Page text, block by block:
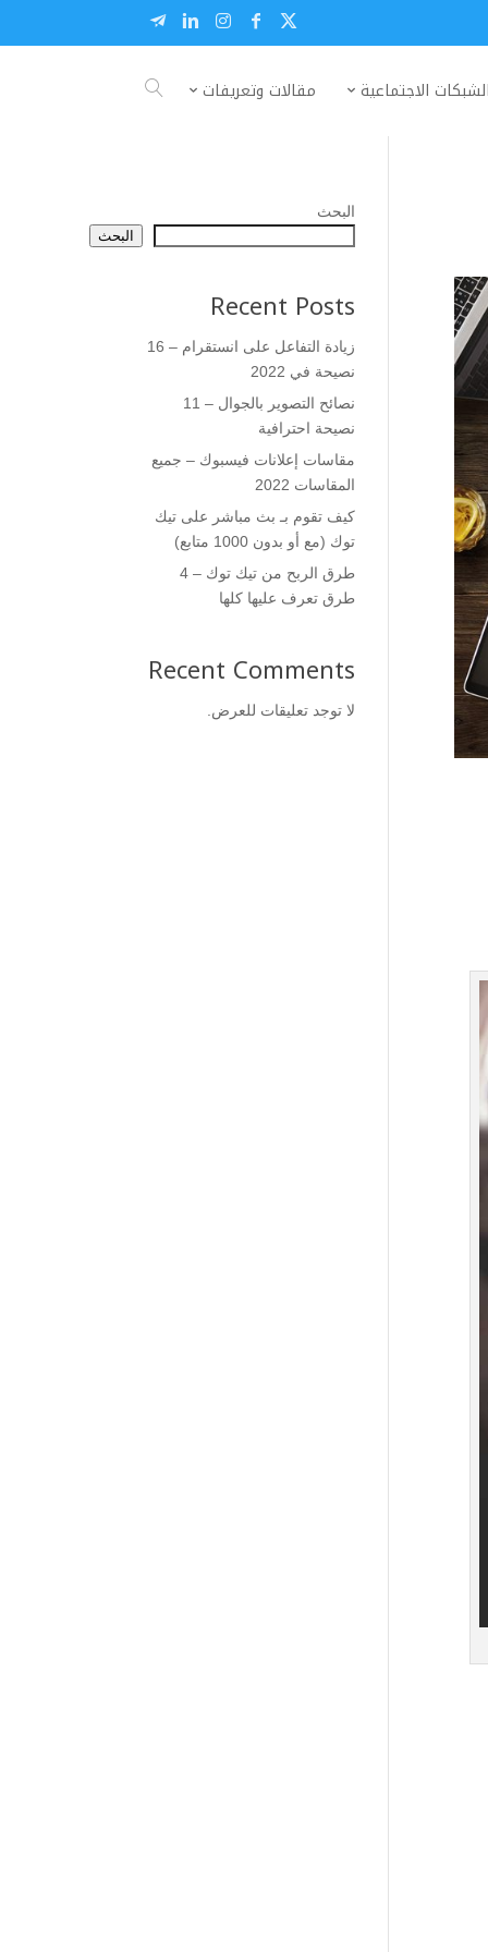
الاجتماعية مقالات وتعريفات
البحث
البحث
Recent Posts
زيادة التفاعل على انستقرام – 16
نصيحة في 2022
نصائح التصوير بالجوال – 11
نصيحة احترافية
مقاسات إعلانات فيسبوك – جميع
المقاسات 2022
كيف تقوم بـ بث مباشر على تيك
توك (مع أو بدون 1000 متابع)
طرق الربح من تيك توك – 4
طرق تعرف عليها كلها
Recent Comments
لا توجد تعليقات للعرض.